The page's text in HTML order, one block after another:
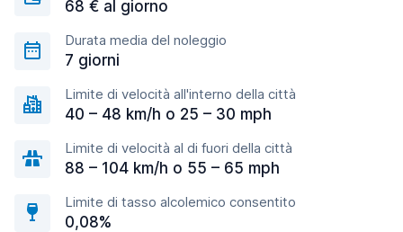
68 € al giorno
Durata media del noleggio
7 giorni
Limite di velocità all'interno della città
40 – 48 km/h o 25 – 30 mph
Limite di velocità al di fuori della città
88 – 104 km/h o 55 – 65 mph
Limite di tasso alcolemico consentito
0,08%